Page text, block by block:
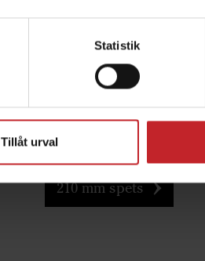
Statistik
Tillåt urval
Funktion:Inblandande
Passar följande
400, Cultus 425-525,
425-525, Opus, TopDown
210 mm spets